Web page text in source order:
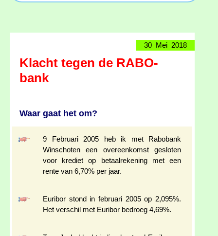
30 Mei 2018
Klacht tegen de RABO-
bank
Waar gaat het om?
9 Februari 2005 heb ik met Rabobank
Winschoten een overeenkomst gesloten
voor krediet op betaalrekening met een
rente van 6,70% per jaar.
Euribor stond in februari 2005 op 2,095%.
Het verschil met Euribor bedroeg 4,69%.